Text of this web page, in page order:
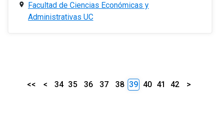
Facultad de Ciencias Económicas y
Administrativas UC
<< < 34 35 36 37 38 39 40 41 42 >